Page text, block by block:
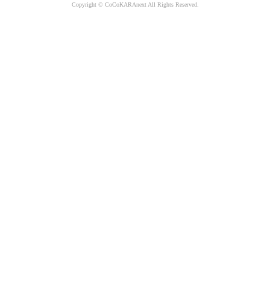
Copyright © CoCoKARAnext All Rights Reserved.